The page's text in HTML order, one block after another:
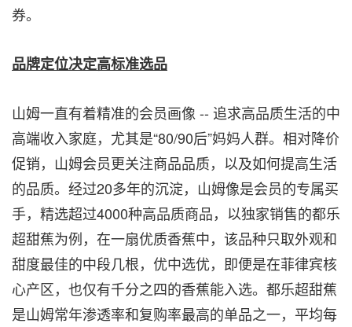
券。
品牌定位决定高标准选品
山姆一直有着精准的会员画像 -- 追求高品质生活的中
高端收入家庭，尤其是“80/90后”妈妈人群。相对降价
促销，山姆会员更关注商品品质，以及如何提高生活
的品质。经过20多年的沉淀，山姆像是会员的专属买
手，精选超过4000种高品质商品，以独家销售的都乐
超甜蕉为例，在一扇优质香蕉中，该品种只取外观和
甜度最佳的中段几根，优中选优，即便是在菲律宾核
心产区，也仅有千分之四的香蕉能入选。都乐超甜蕉
是山姆常年渗透率和复购率最高的单品之一，平均每